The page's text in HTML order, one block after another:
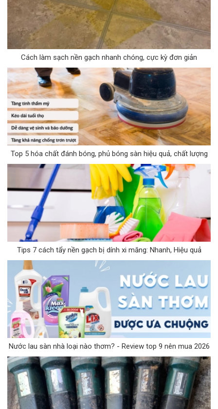
Cách làm sạch nền gạch nhanh chóng, cực kỳ đơn giản
Top 5 hóa chất đánh bóng, phủ bóng sàn hiệu quả, chất lượng
Tips 7 cách tẩy nền gạch bị dính xi măng: Nhanh, Hiệu quả
Nước lau sàn nhà loại nào thơm? - Review top 9 nên mua 2026